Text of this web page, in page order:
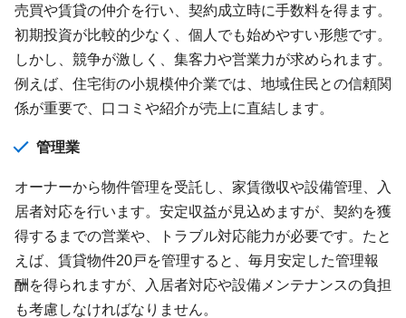
売買や賃貸の仲介を行い、契約成立時に手数料を得ます。
初期投資が比較的少なく、個人でも始めやすい形態です。
しかし、競争が激しく、集客力や営業力が求められます。
例えば、住宅街の小規模仲介業では、地域住民との信頼関
係が重要で、口コミや紹介が売上に直結します。
管理業
オーナーから物件管理を受託し、家賃徴収や設備管理、入
居者対応を行います。安定収益が見込めますが、契約を獲
得するまでの営業や、トラブル対応能力が必要です。たと
えば、賃貸物件20戸を管理すると、毎月安定した管理報
酬を得られますが、入居者対応や設備メンテナンスの負担
も考慮しなければなりません。